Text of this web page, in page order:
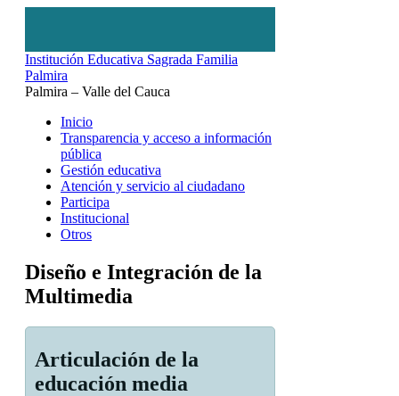
Institución Educativa Sagrada Familia
Palmira
Palmira – Valle del Cauca
Inicio
Transparencia y acceso a información
pública
Gestión educativa
Atención y servicio al ciudadano
Participa
Institucional
Otros
Diseño e Integración de la
Multimedia
Articulación de la
educación media